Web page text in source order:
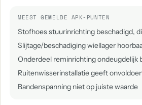
MEEST GEMELDE APK-PUNTEN
Stofhoes stuurinrichting beschadigd,
Slijtage/beschadiging wiellager
Onderdeel reminrichting ondeugdelijk
Ruitenwisserinstallatie geeft
Bandenspanning niet op juiste waarde